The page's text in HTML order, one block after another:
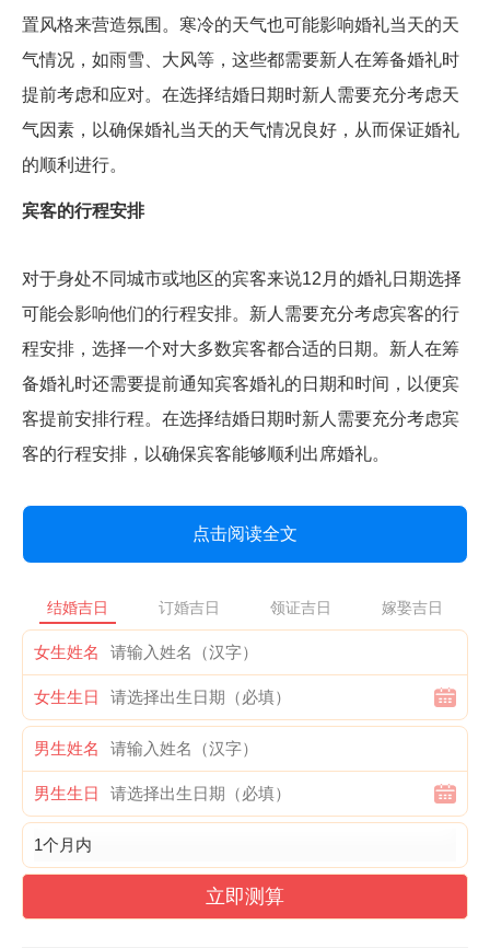
置风格来营造氛围。寒冷的天气也可能影响婚礼当天的天
气情况，如雨雪、大风等，这些都需要新人在筹备婚礼时
提前考虑和应对。在选择结婚日期时新人需要充分考虑天
气因素，以确保婚礼当天的天气情况良好，从而保证婚礼
的顺利进行。
宾客的行程安排
对于身处不同城市或地区的宾客来说12月的婚礼日期选择
可能会影响他们的行程安排。新人需要充分考虑宾客的行
程安排，选择一个对大多数宾客都合适的日期。新人在筹
备婚礼时还需要提前通知宾客婚礼的日期和时间，以便宾
客提前安排行程。在选择结婚日期时新人需要充分考虑宾
客的行程安排，以确保宾客能够顺利出席婚礼。
点击阅读全文
结婚吉日 订婚吉日 领证吉日 嫁娶吉日
女生姓名
女生生日
男生姓名
男生生日
立即测算